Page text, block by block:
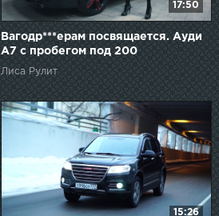
17:50
Вагодр***ерам посвящается. Ауди
А7 с пробегом под 200
Лиса Рулит
15:26